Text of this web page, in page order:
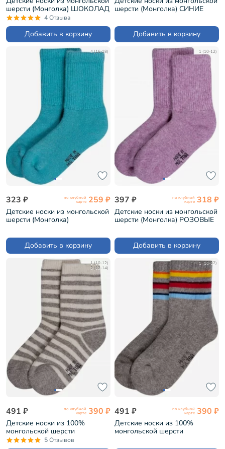
шерсти (Монголка) ШОКОЛАД
(02104)
4 Отзыва
Добавить в корзину
шерсти (Монголка) СИНИЕ
Добавить в корзину
4 (16-18)
323 ₽ по клубной
карте 259 ₽
Детские носки из монгольской
шерсти (Монголка)
Добавить в корзину
1 (10-12)
397 ₽ по клубной
карте 318 ₽
Детские носки из монгольской
шерсти (Монголка) РОЗОВЫЕ
Добавить в корзину
1 (10-12)
2 (12-14)
491 ₽ по клубной
карте 390 ₽
Детские носки из 100%
монгольской шерсти
(Монголка) СЕРЫЕ (02151)
5 Отзывов
1 (10-12)
491 ₽ по клубной
карте 390 ₽
Детские носки из 100%
монгольской шерсти